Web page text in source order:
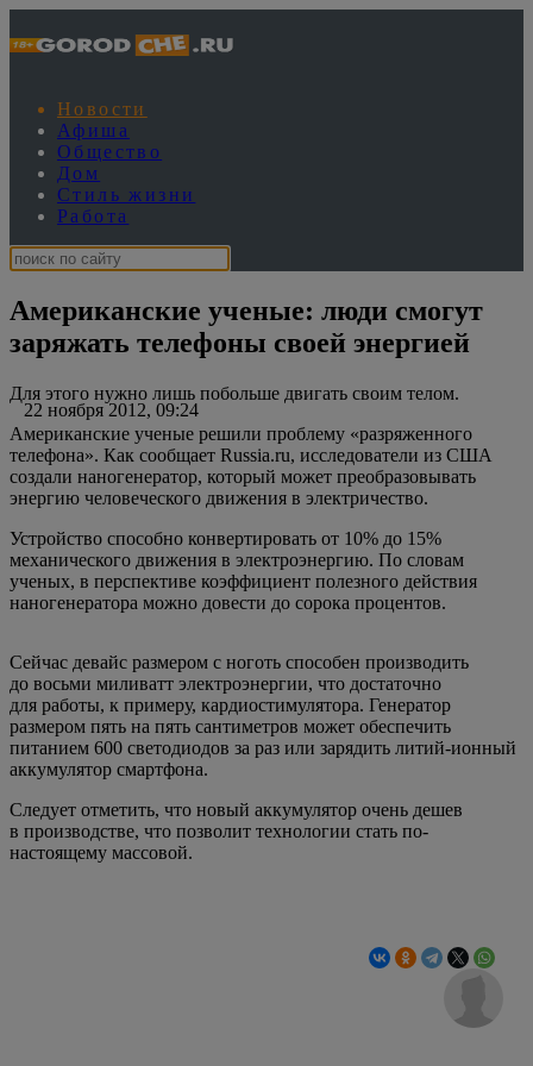
Новости
Афиша
Общество
Дом
Стиль жизни
Работа
Американские ученые: люди смогут
заряжать телефоны своей энергией
22 ноября 2012, 09:24
Для этого нужно лишь побольше двигать своим телом.
Американские ученые решили проблему «разряженного
телефона». Как сообщает Russia.ru, исследователи из США
создали наногенератор, который может преобразовывать
энергию человеческого движения в электричество.
Устройство способно конвертировать от 10% до 15%
механического движения в электроэнергию. По словам
ученых, в перспективе коэффициент полезного действия
наногенератора можно довести до сорока процентов.
Сейчас девайс размером с ноготь способен производить
до восьми миливатт электроэнергии, что достаточно
для работы, к примеру, кардиостимулятора. Генератор
размером пять на пять сантиметров может обеспечить
питанием 600 светодиодов за раз или зарядить литий-ионный
аккумулятор смартфона.
Следует отметить, что новый аккумулятор очень дешев
в производстве, что позволит технологии стать по-
настоящему массовой.